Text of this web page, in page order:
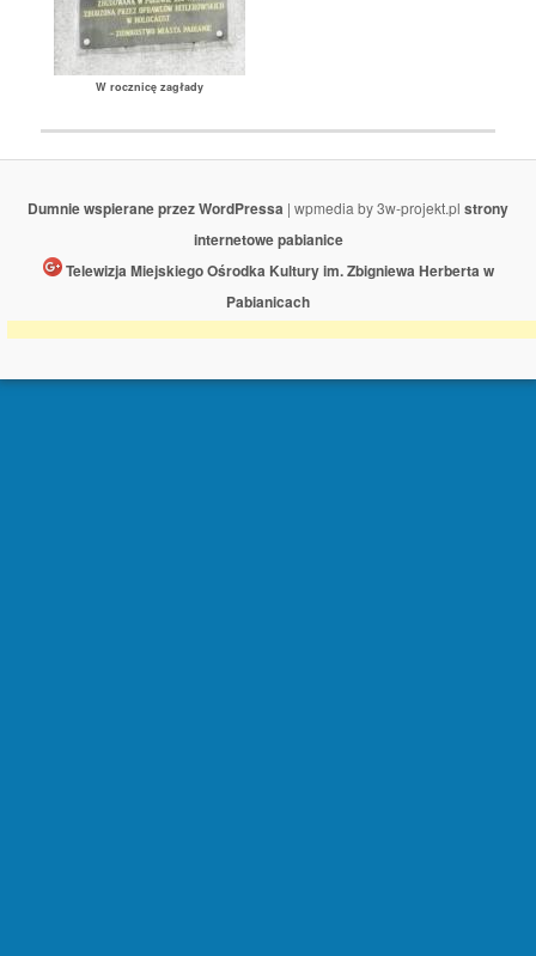
W rocznicę zagłady
Dumnie wspierane przez WordPressa | wpmedia by 3w-projekt.pl strony
internetowe pabianice
Telewizja Miejskiego Ośrodka Kultury im. Zbigniewa Herberta w
Pabianicach